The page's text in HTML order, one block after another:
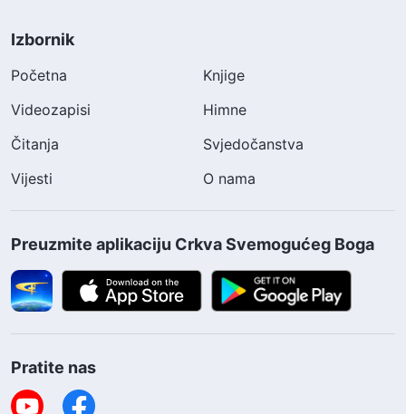
Izbornik
Početna
Knjige
Videozapisi
Himne
Čitanja
Svjedočanstva
Vijesti
O nama
Preuzmite aplikaciju Crkva Svemogućeg Boga
Pratite nas